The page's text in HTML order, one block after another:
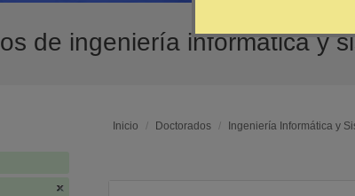
de ingeniería informática y
Inicio / Doctorados / Ingeniería Informática y